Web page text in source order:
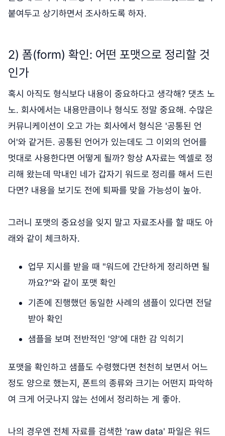
붙여두고 상기하면서 조사하도록 하자.
2) 폼(form) 확인: 어떤 포맷으로 정리할 것
인가
혹시 아직도 형식보다 내용이 중요하다고 생각해? 댓츠 노
노. 회사에서는 내용만큼이나 형식도 정말 중요해. 수많은
커뮤니케이션이 오고 가는 회사에서 형식은 '공통된 언
어'와 같거든. 공통된 언어가 있는데도 그 이외의 언어를
멋대로 사용한다면 어떻게 될까? 항상 A자료는 엑셀로 정
리해 왔는데 막내인 네가 갑자기 워드로 정리를 해서 드린
다면? 내용을 보기도 전에 퇴짜를 맞을 가능성이 높아.
그러니 포맷의 중요성을 잊지 말고 자료조사를 할 때도 아
래와 같이 체크하자.
업무 지시를 받을 때 "워드에 간단하게 정리하면 될
까요?"와 같이 포맷 확인
기존에 진행했던 동일한 사례의 샘플이 있다면 전달
받아 확인
샘플을 보며 전반적인 '양'에 대한 감 익히기
포맷을 확인하고 샘플도 수령했다면 천천히 보면서 어느
정도 양으로 했는지, 폰트의 종류와 크기는 어떤지 파악하
여 크게 어긋나지 않는 선에서 정리하는 게 좋아.
나의 경우엔 전체 자료를 검색한 'raw data' 파일은 워드